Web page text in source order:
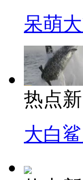
呆萌
热点
大白